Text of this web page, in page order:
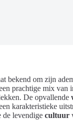
bekend om zijn
prachtige mix van
De opvallende
karakteristieke
de levendige cultuur